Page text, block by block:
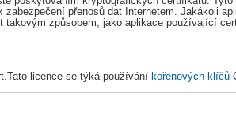
přenosů dat Internetem. Jakákoli
způsobem, jako aplikace používající
licence se týká používání kořenových klíčů